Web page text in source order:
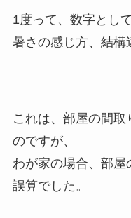
1度って、数字とし
暑さの感じ方、結構
これは、部屋の間取
のですが、
わが家の場合、部
誤算でした。